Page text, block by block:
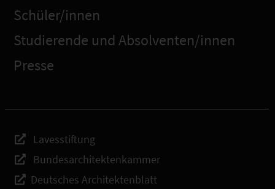
Schüler/innen
Studierende und Absolventen/innen
Presse
Lavesstiftung
Bundesarchitektenkammer
Deutsches Architektenblatt